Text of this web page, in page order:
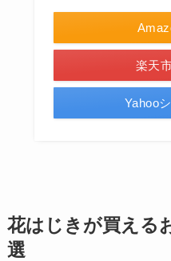
楽天
Yahoo
花はじきが買える
選